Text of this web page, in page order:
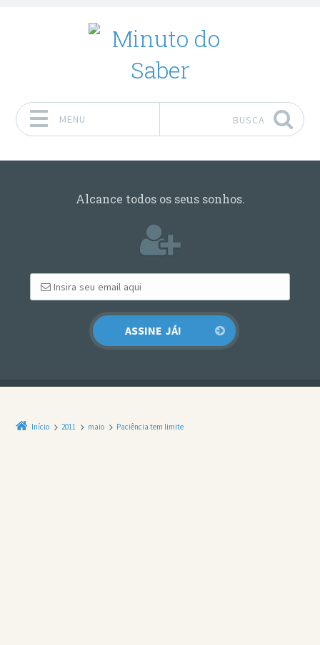
MENU BUSCA
Alcance todos os seus sonhos.
Início 2011 maio Paciência tem limite